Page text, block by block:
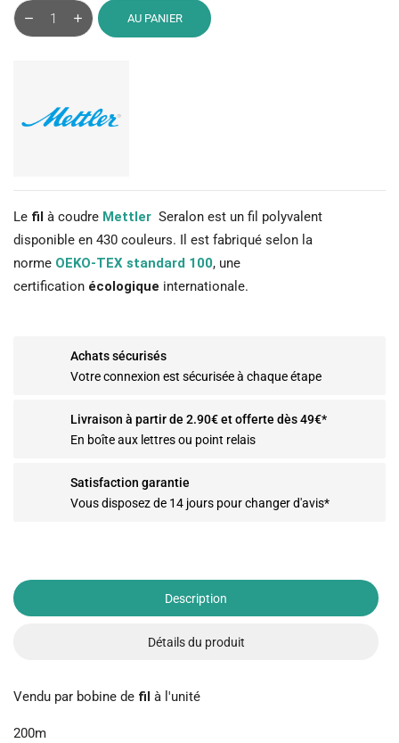
AU PANIER
Le fil à coudre Mettler Seralon est un fil polyvalent
disponible en 430 couleurs. Il est fabriqué selon la
norme OEKO-TEX standard 100, une
certification écologique internationale.
Achats sécurisés
Votre connexion est sécurisée à chaque étape
Livraison à partir de 2.90€ et offerte dès 49€*
En boîte aux lettres ou point relais
Satisfaction garantie
Vous disposez de 14 jours pour changer d'avis*
Description
Détails du produit
Vendu par bobine de fil à l'unité
200m